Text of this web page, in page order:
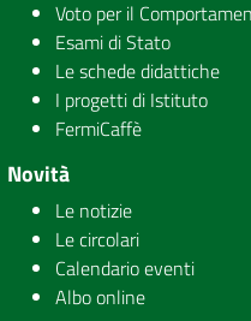
Voto per il
Esami di Stato
Le schede didattiche
I progetti di Istituto
FermiCaffè
Novità
Le notizie
Le circolari
Calendario eventi
Albo online